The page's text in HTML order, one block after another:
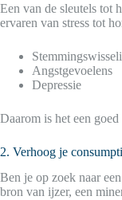
Een van de sleutels tot
ervaren van stress tot
Angstgevoelens
Depressie
Daarom is het een
2. Verhoog je
Ben je op zoek naar
bron van ijzer, een